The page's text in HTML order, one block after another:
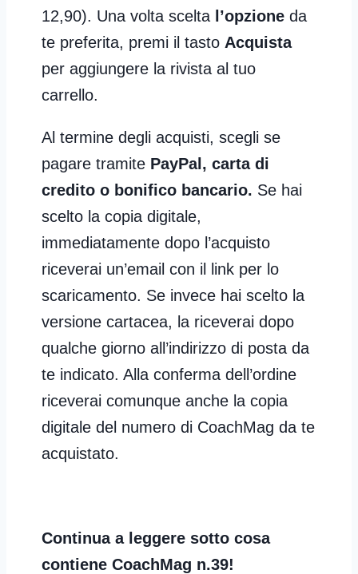
12,90). Una volta scelta l’opzione da
te preferita, premi il tasto Acquista
per aggiungere la rivista al tuo
carrello.
Al termine degli acquisti, scegli se
pagare tramite PayPal, carta di
credito o bonifico bancario. Se hai
scelto la copia digitale,
immediatamente dopo l’acquisto
riceverai un’email con il link per lo
scaricamento. Se invece hai scelto la
versione cartacea, la riceverai dopo
qualche giorno all’indirizzo di posta da
te indicato. Alla conferma dell’ordine
riceverai comunque anche la copia
digitale del numero di CoachMag da te
acquistato.
Continua a leggere sotto cosa
contiene CoachMag n.39!